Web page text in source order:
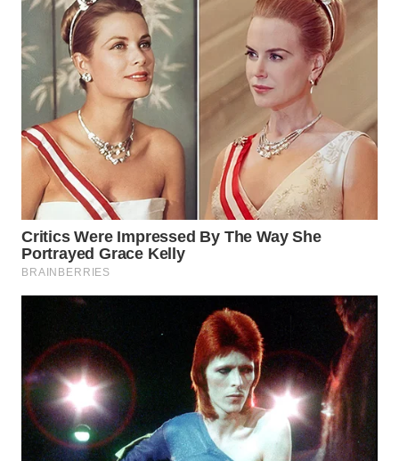
WN
BOROBUDUR
WN
MADURA
WN
SURABAYA
WN
NATUNA
WN
WN
MANDALIKA
WN
LIKUPANG